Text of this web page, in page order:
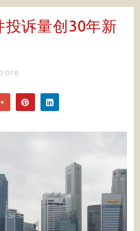
诉量创30年新